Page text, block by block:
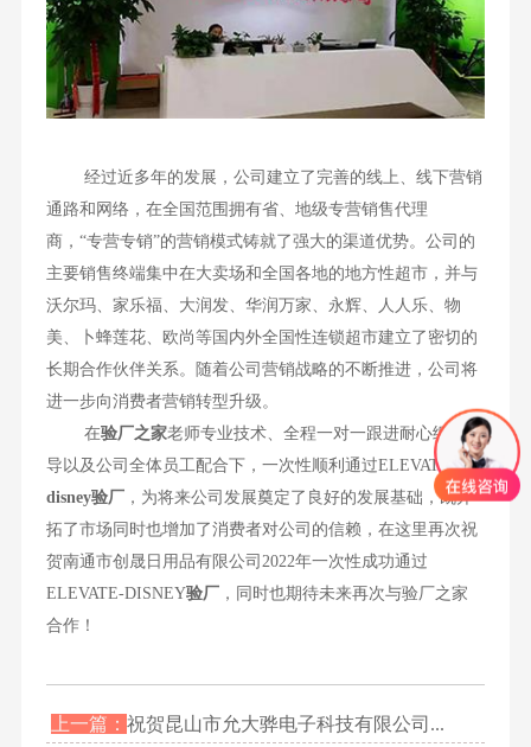
经过近多年的发展，公司建立了完善的线上、线下营销
通路和网络，在全国范围拥有省、地级专营销售代理
商，“专营专销”的营销模式铸就了强大的渠道优势。公司的
主要销售终端集中在大卖场和全国各地的地方性超市，并与
沃尔玛、家乐福、大润发、华润万家、永辉、人人乐、物
美、卜蜂莲花、欧尚等国内外全国性连锁超市建立了密切的
长期合作伙伴关系。随着公司营销战略的不断推进，公司将
进一步向消费者营销转型升级。
在验厂之家老师专业技术、全程一对一跟进耐心细致辅
导以及公司全体员工配合下，一次性顺利通过ELEVATE-
disney验厂 ，为将来公司发展奠定了良好的发展基础，既开
拓了市场同时也增加了消费者对公司的信赖，在这里再次祝
贺南通市创晟日用品有限公司2022年一次性成功通过
ELEVATE-DISNEY验厂 ，同时也期待未来再次与验厂之家
合作！
上一篇：祝贺昆山市允大骅电子科技有限公司...